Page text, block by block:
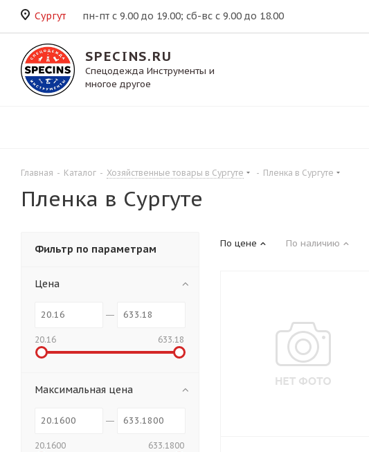
Сургут пн-пт с 9.00 до 19.00; сб-вс с 9.00 до 18.00
SPECINS.RU
Спецодежда Инструменты и
многое другое
Главная - Каталог - Хозяйственные товары в Сургуте - Пленка в Сургуте
Пленка в Сургуте
По цене По наличию
Фильтр по параметрам
Цена
20.16 633.18
Максимальная цена
20.1600 633.1800